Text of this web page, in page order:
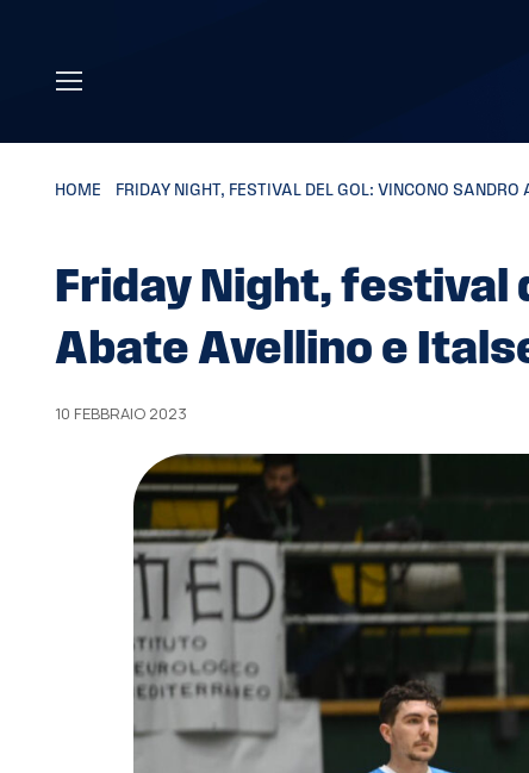
HOME FRIDAY NIGHT, FESTIVAL DEL GOL: VINCONO
Friday Night, festival
Abate Avellino e
10 FEBBRAIO 2023